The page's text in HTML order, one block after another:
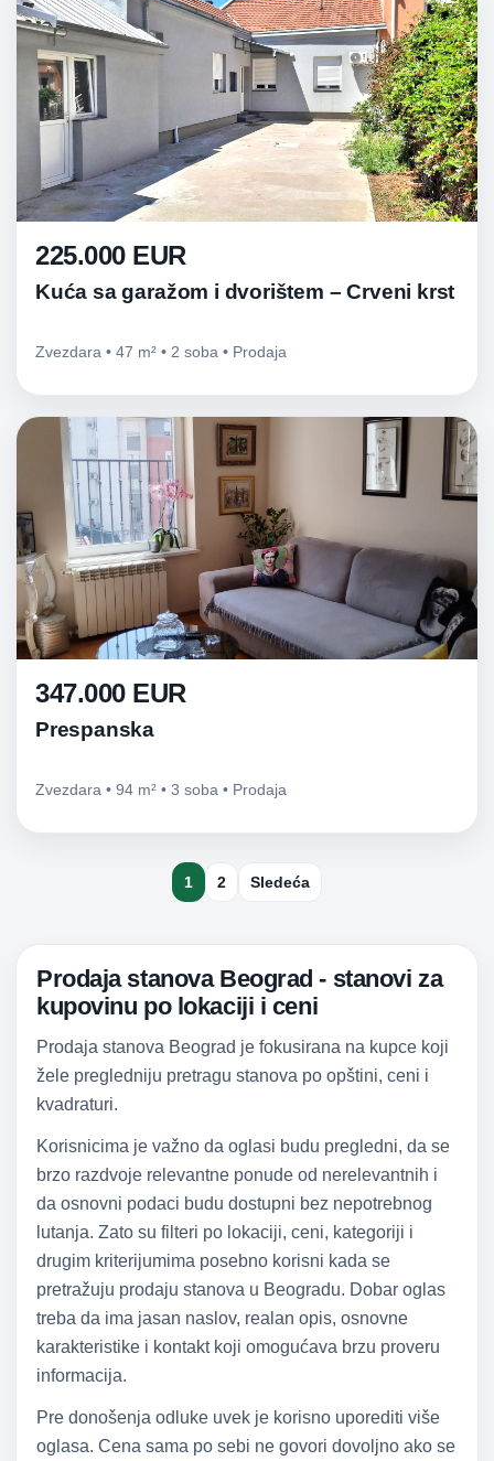
225.000 EUR
Kuća sa garažom i dvorištem – Crveni krst
Zvezdara • 47 m² • 2 soba • Prodaja
347.000 EUR
Prespanska
Zvezdara • 94 m² • 3 soba • Prodaja
1 2 Sledeća
Prodaja stanova Beograd - stanovi za
kupovinu po lokaciji i ceni
Prodaja stanova Beograd je fokusirana na kupce koji
žele pregledniju pretragu stanova po opštini, ceni i
kvadraturi.
Korisnicima je važno da oglasi budu pregledni, da se
brzo razdvoje relevantne ponude od nerelevantnih i
da osnovni podaci budu dostupni bez nepotrebnog
lutanja. Zato su filteri po lokaciji, ceni, kategoriji i
drugim kriterijumima posebno korisni kada se
pretražuju prodaju stanova u Beogradu. Dobar oglas
treba da ima jasan naslov, realan opis, osnovne
karakteristike i kontakt koji omogućava brzu proveru
informacija.
Pre donošenja odluke uvek je korisno uporediti više
oglasa. Cena sama po sebi ne govori dovoljno ako se